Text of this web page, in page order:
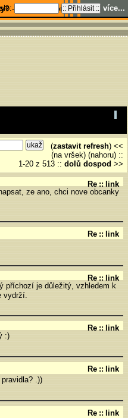
--- home více...
(zastavit refresh) <<
(na vršek) (nahoru) ::
1-20 z 513 :: dolů dospod >>
Re :: link
ze ano, chci nove obcanky
Re :: link
Re :: link
příchozí je důležitý, vzhledem k
vydrží.
Re :: link
:)
Re :: link
.))
Re :: link